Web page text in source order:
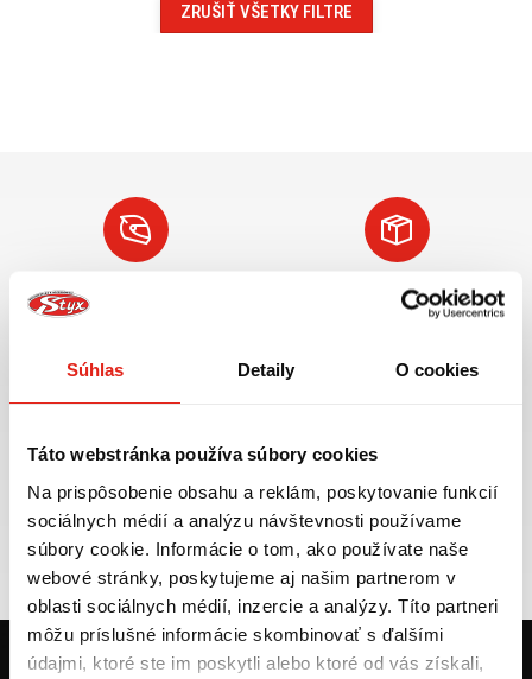
Súhlas Detaily O cookies
Táto webstránka používa súbory cookies
Na prispôsobenie obsahu a reklám, poskytovanie funkcií
sociálnych médií a analýzu návštevnosti používame
súbory cookie. Informácie o tom, ako používate naše
webové stránky, poskytujeme aj našim partnerom v
oblasti sociálnych médií, inzercie a analýzy. Títo partneri
môžu príslušné informácie skombinovať s ďalšími
údajmi, ktoré ste im poskytli alebo ktoré od vás získali,
ZRUŠIŤ VŠETKY FILTRE
Najväčší výber moto
príslušenstva ihneď k
VIAC INFO
Doprava ZADARMO pre
objednávky nad 50€ v rámci
VIAC INFO
Tovar NA SKLADE
expedujeme do 24 hod.
Výmena veľkosti
ZADARMO do 30 dní